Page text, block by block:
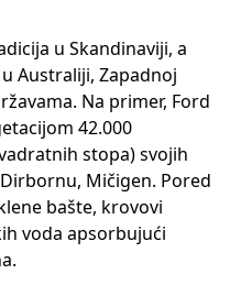
u Skandinaviji, a
Australiji, Zapadnoj
Na primer, Ford
42.000
stopa) svojih
Mičigen. Pored
bašte, krovovi
voda apsorbujući